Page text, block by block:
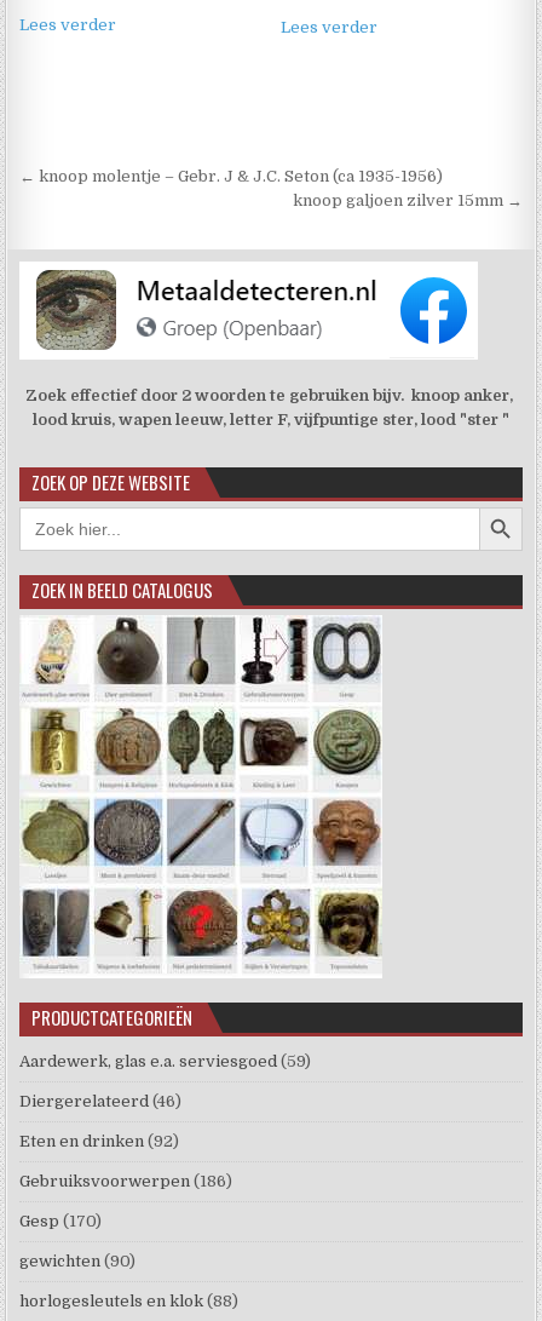
Lees verder Lees verder
Berichtnavigatie
← knoop molentje – Gebr. J & J.C. Seton (ca 1935-1956)
knoop galjoen zilver 15mm →
Zoek effectief door 2 woorden te gebruiken bijv. knoop anker,
lood kruis, wapen leeuw, letter F, vijfpuntige ster, lood "ster "
ZOEK OP DEZE WEBSITE
Zoek
naar:
ZOEK IN BEELD CATALOGUS
PRODUCTCATEGORIEËN
Aardewerk, glas e.a. serviesgoed (59)
Diergerelateerd (46)
Eten en drinken (92)
Gebruiksvoorwerpen (186)
Gesp (170)
gewichten (90)
horlogesleutels en klok (88)